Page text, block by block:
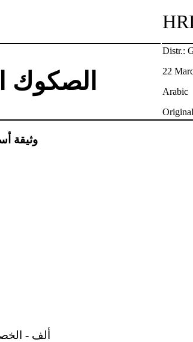
الصكوك
Distr.:
22
Arabic
وثيقة
ألف -